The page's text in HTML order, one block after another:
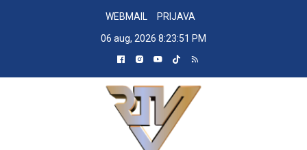
WEBMAIL
PRIJAVA
06 aug, 2026 8:23:52 PM